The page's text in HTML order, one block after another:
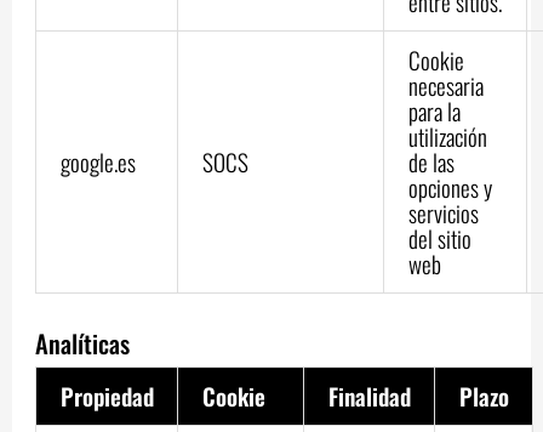
google.es SOCS
Cookie
necesaria
para la
utilización
de las
opciones y
servicios
del sitio
web
Analíticas
Propiedad Cookie Finalidad Plazo